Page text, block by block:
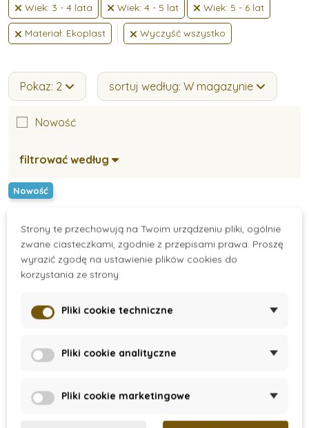
Wiek: 3 - 4 lata Wiek: 4 - 5 lat Wiek: 5 - 6 lat
Materiał: Ekoplast Wyczyść wszystko
Pokaz: 2 sortuj według: W magazynie
filtrować według
Nowość
Nowość
On Stock
70 zł
Strony te przechowują na Twoim urządzeniu pliki, ogólnie
zwane ciasteczkami, zgodnie z przepisami prawa. Proszę
wyrazić zgodę na ustawienie plików cookies do
korzystania ze strony.
Pliki cookie techniczne
Pliki cookie analityczne
Pliki cookie marketingowe